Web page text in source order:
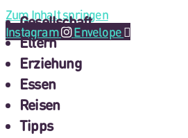
Zum Inhalt springen
Instagram
Envelope
Gesellschaft
Eltern
Erziehung
Essen
Reisen
Tipps